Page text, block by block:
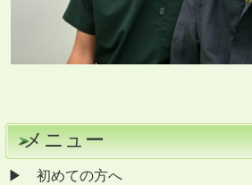
メニュー
初めての方へ